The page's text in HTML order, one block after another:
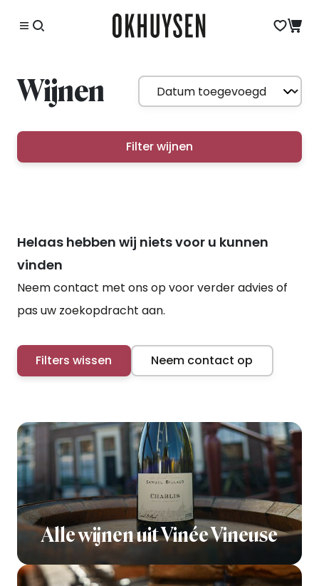
Wijnen
Filter wijnen
Helaas hebben wij niets voor u kunnen
vinden
Neem contact met ons op voor verder advies of
pas uw zoekopdracht aan.
Filters wissen Neem contact op
Alle wijnen uit Vinée Vineuse